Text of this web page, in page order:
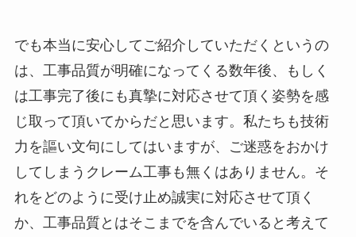
でも本当に安心してご紹介していただくというの
は、工事品質が明確になってくる数年後、もしく
は工事完了後にも真摯に対応させて頂く姿勢を感
じ取って頂いてからだと思います。私たちも技術
力を謳い文句にしてはいますが、ご迷惑をおかけ
してしまうクレーム工事も無くはありません。そ
れをどのように受け止め誠実に対応させて頂く
か、工事品質とはそこまでを含んでいると考えて